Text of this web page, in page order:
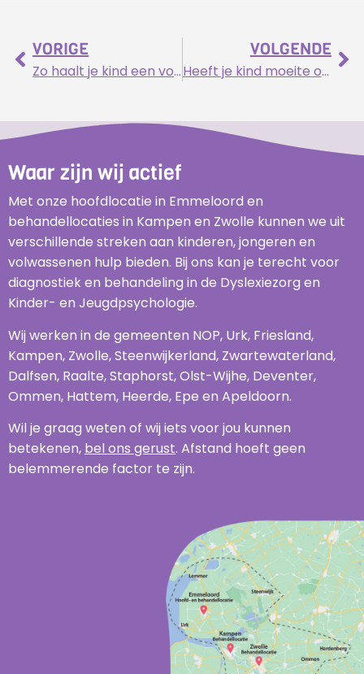
VORIGE
Zo haalt je kind een voldoende op topografie!
VOLGENDE
Heeft je kind moeite om de aandacht erbij te houden?
Waar zijn wij actief
Met onze hoofdlocatie in Emmeloord en
behandellocaties in Kampen en Zwolle kunnen we uit
verschillende streken aan kinderen, jongeren en
volwassenen hulp bieden. Bij ons kan je terecht voor
diagnostiek en behandeling in de Dyslexiezorg en
Kinder- en Jeugdpsychologie.
Wij werken in de gemeenten NOP, Urk, Friesland,
Kampen, Zwolle, Steenwijkerland, Zwartewaterland,
Dalfsen, Raalte, Staphorst, Olst-Wijhe, Deventer,
Ommen, Hattem, Heerde, Epe en Apeldoorn.
Wil je graag weten of wij iets voor jou kunnen
betekenen, bel ons gerust. Afstand hoeft geen
belemmerende factor te zijn.